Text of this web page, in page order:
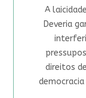
A
Deveria
direitos